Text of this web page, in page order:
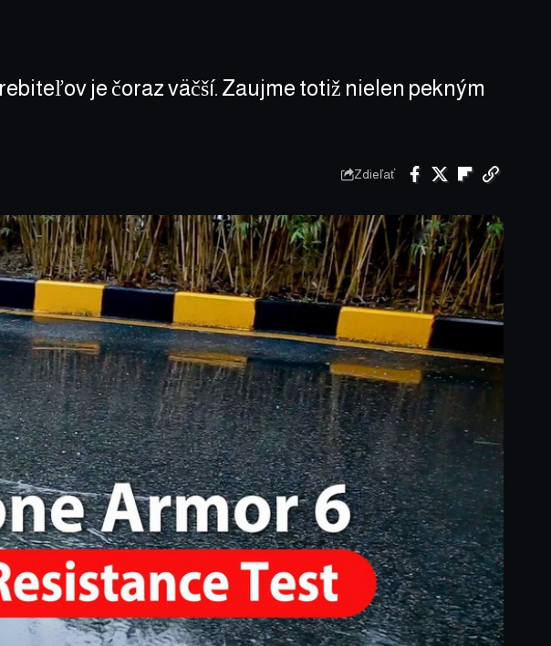
je čoraz väčší. Zaujme totiž nielen pekným
Zdieľať